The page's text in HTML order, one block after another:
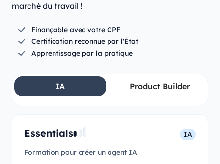
marché du travail !
Finançable avec votre CPF
Certification reconnue par l'État
Apprentissage par la pratique
IA Product Builder
Essentials
IA
Formation pour créer un agent IA